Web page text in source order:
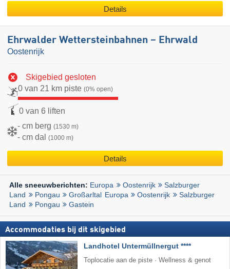
Details
Ehrwalder Wettersteinbahnen – Ehrwald
Oostenrijk
Skigebied gesloten
0 van 21 km piste (0% open)
0 van 6 liften
- cm berg (1530 m)
- cm dal (1000 m)
Details
Alle sneeuwberichten: Europa Oostenrijk
Salzburger
Land
Pongau Großarltal Europa Oostenrijk
Salzburger
Land
Pongau Gastein
Accommodaties bij dit skigebied
Landhotel Untermüllnergut ****
Toplocatie aan de piste · Wellness & genot